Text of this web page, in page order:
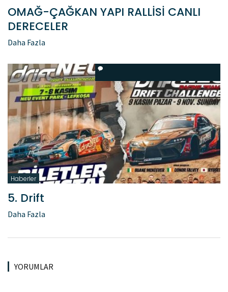
OMAĞ-ÇAĞKAN YAPI RALLİSİ CANLI
DERECELER
Daha Fazla
Haberler
5. Drift
Daha Fazla
YORUMLAR